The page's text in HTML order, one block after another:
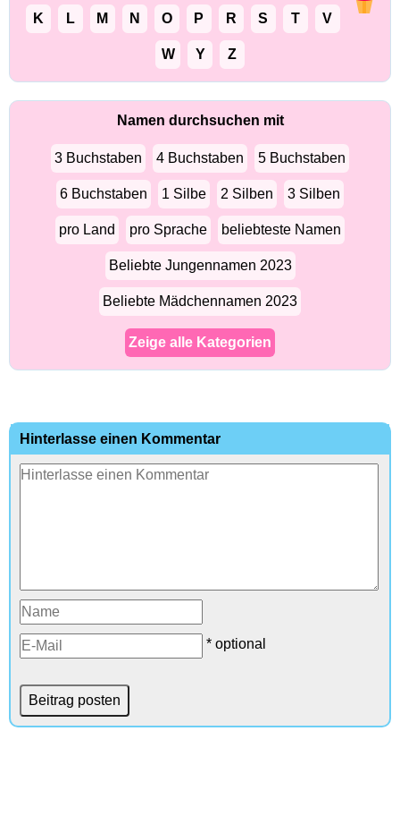
K L M N O P R S T V
W Y Z
Namen durchsuchen mit
3 Buchstaben 4 Buchstaben 5 Buchstaben
6 Buchstaben 1 Silbe 2 Silben 3 Silben
pro Land pro Sprache beliebteste Namen
Beliebte Jungennamen 2023
Beliebte Mädchennamen 2023
Zeige alle Kategorien
Hinterlasse einen Kommentar
* optional